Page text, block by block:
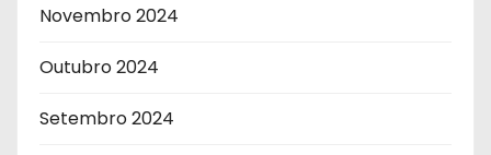
Novembro 2024
Outubro 2024
Setembro 2024